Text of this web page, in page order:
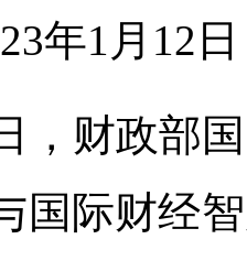
年1月12
财政部国
国际财经